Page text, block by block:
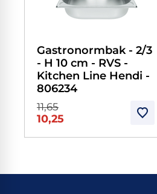
Gastronormbak - 2/3
- H 10 cm - RVS -
Kitchen Line Hendi -
806234
11,65
10,25